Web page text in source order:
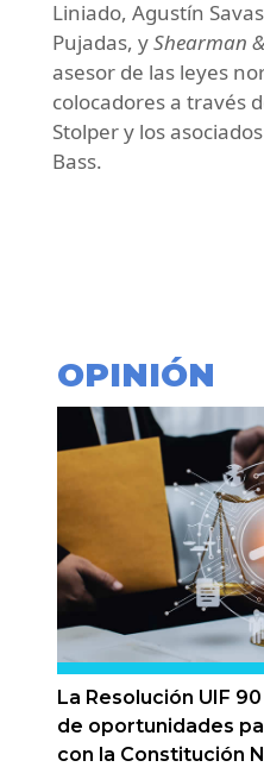
Liniado, Agustín
Pujadas, yShearman
asesor de las leyes
colocadores a través
Stolper y los
Bass.
OPINIÓN
La Resolución UIF
de oportunidades
con la Constitución